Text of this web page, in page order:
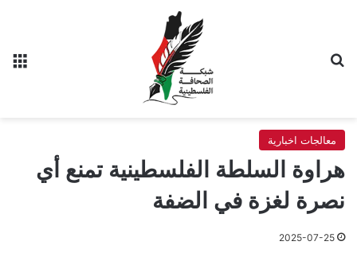
معالجات اخبارية
هراوة السلطة الفلسطينية تمنع أي
نصرة لغزة في الضفة
2025-07-25